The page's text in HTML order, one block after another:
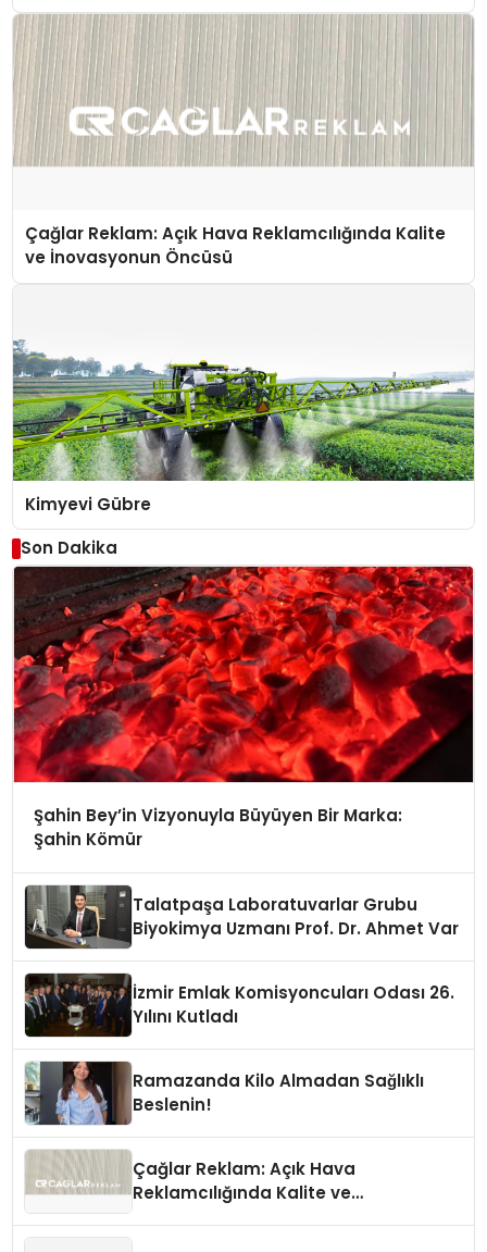
Çağlar Reklam: Açık Hava Reklamcılığında Kalite
ve İnovasyonun Öncüsü
Kimyevi Gübre
Son Dakika
Şahin Bey’in Vizyonuyla Büyüyen Bir Marka:
Şahin Kömür
Talatpaşa Laboratuvarlar Grubu
Biyokimya Uzmanı Prof. Dr. Ahmet Var
İzmir Emlak Komisyoncuları Odası 26.
Yılını Kutladı
Ramazanda Kilo Almadan Sağlıklı
Beslenin!
Çağlar Reklam: Açık Hava
Reklamcılığında Kalite ve